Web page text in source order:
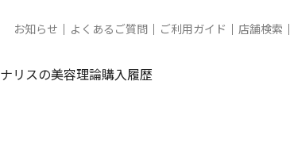
お知らせ よくあるご質問 ご利用ガイド 店舗検索
ナリスの美容理論購入履歴